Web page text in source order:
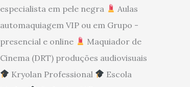
especialista em pele negra
Aulas
automaquiagem VIP ou em Grupo -
presencial e online
Maquiador de
Cinema (DRT) produções audiovisuais
Kryolan Professional
Escola